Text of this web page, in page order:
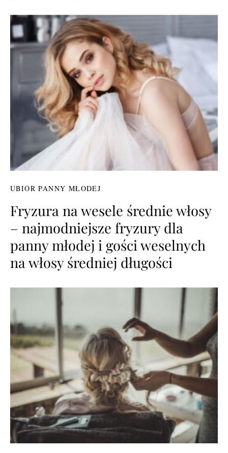
UBIÓR PANNY MŁODEJ
Fryzura na wesele średnie włosy
– najmodniejsze fryzury dla
panny młodej i gości weselnych
na włosy średniej długości